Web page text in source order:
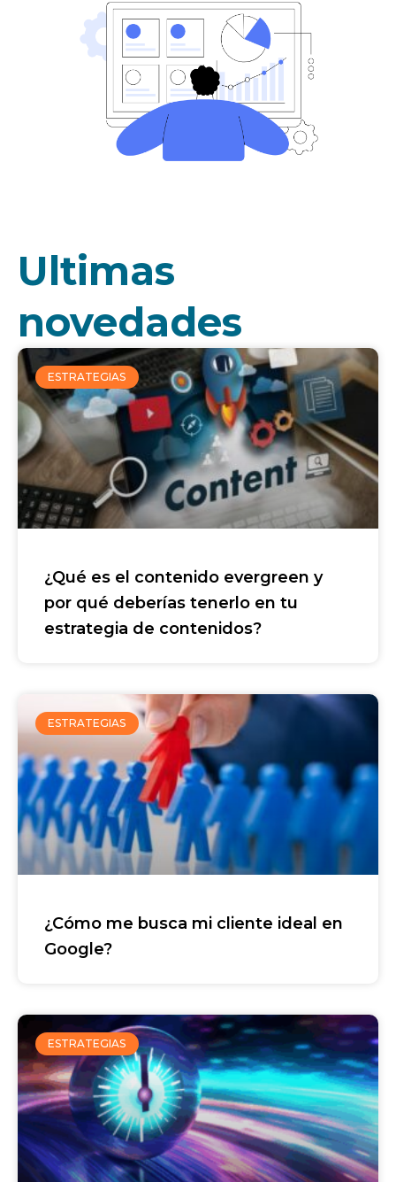
Ultimas
novedades
ESTRATEGIAS
¿Qué es el contenido evergreen y
por qué deberías tenerlo en tu
estrategia de contenidos?
ESTRATEGIAS
¿Cómo me busca mi cliente ideal en
Google?
ESTRATEGIAS